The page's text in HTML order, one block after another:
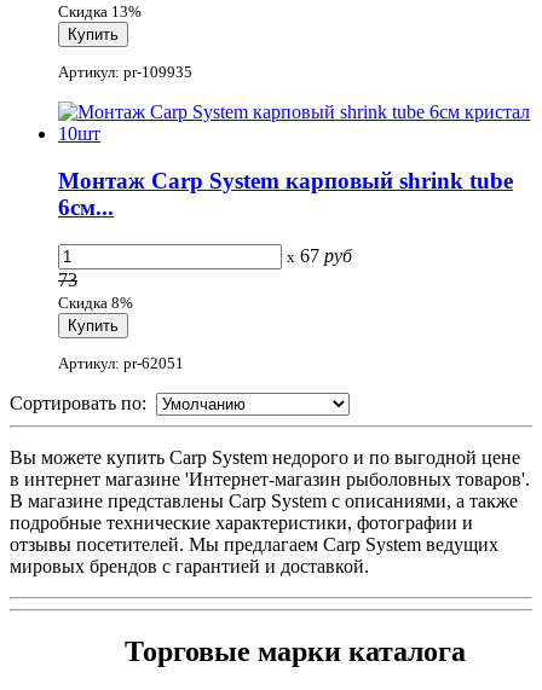
Скидка 13%
Артикул: pr-109935
Монтаж Carp System карповый shrink tube
6см...
x 67 руб
73
Скидка 8%
Артикул: pr-62051
Сортировать по:
Вы можете купить Carp System недорого и по выгодной цене
в интернет магазине 'Интернет-магазин рыболовных товаров'.
В магазине представлены Carp System с описаниями, а также
подробные технические характеристики, фотографии и
отзывы посетителей. Мы предлагаем Carp System ведущих
мировых брендов с гарантией и доставкой.
Торговые марки каталога